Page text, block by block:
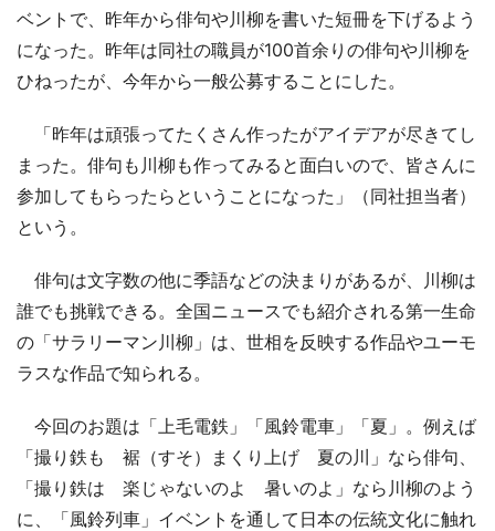
ベントで、昨年から俳句や川柳を書いた短冊を下げるよう
になった。昨年は同社の職員が100首余りの俳句や川柳を
ひねったが、今年から一般公募することにした。
「昨年は頑張ってたくさん作ったがアイデアが尽きてし
まった。俳句も川柳も作ってみると面白いので、皆さんに
参加してもらったらということになった」（同社担当者）
という。
俳句は文字数の他に季語などの決まりがあるが、川柳は
誰でも挑戦できる。全国ニュースでも紹介される第一生命
の「サラリーマン川柳」は、世相を反映する作品やユーモ
ラスな作品で知られる。
今回のお題は「上毛電鉄」「風鈴電車」「夏」。例えば
「撮り鉄も 裾（すそ）まくり上げ 夏の川」なら俳句、
「撮り鉄は 楽じゃないのよ 暑いのよ」なら川柳のよう
に、「風鈴列車」イベントを通して日本の伝統文化に触れ